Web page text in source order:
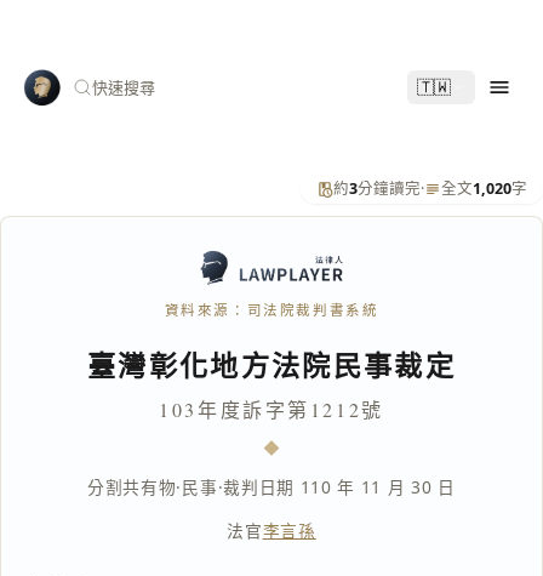
快速搜尋 🇹🇼
約3分鐘讀完· 全文1,020字
資料來源：司法院裁判書系統
臺灣彰化地方法院民事裁定
103年度訴字第1212號
分割共有物·民事·裁判日期 110 年 11 月 30 日
法官李言孫